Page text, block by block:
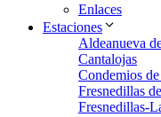
Enlaces
Estaciones
Aldeanueva
Cantalojas
Condemios
Fresnedillas
Fresnedillas-